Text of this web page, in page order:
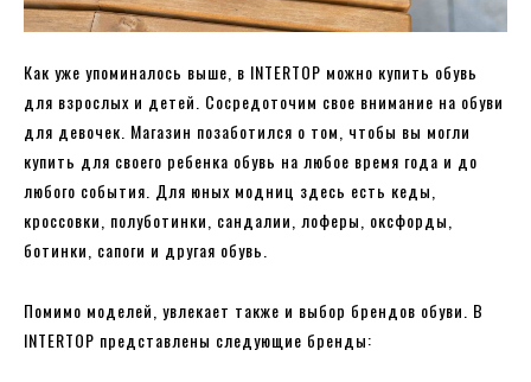
Как уже упоминалось выше, в INTERTOP можно купить обувь
для взрослых и детей. Сосредоточим свое внимание на обуви
для девочек. Магазин позаботился о том, чтобы вы могли
купить для своего ребенка обувь на любое время года и до
любого события. Для юных модниц здесь есть кеды,
кроссовки, полуботинки, сандалии, лоферы, оксфорды,
ботинки, сапоги и другая обувь.
Помимо моделей, увлекает также и выбор брендов обуви. В
INTERTOP представлены следующие бренды: